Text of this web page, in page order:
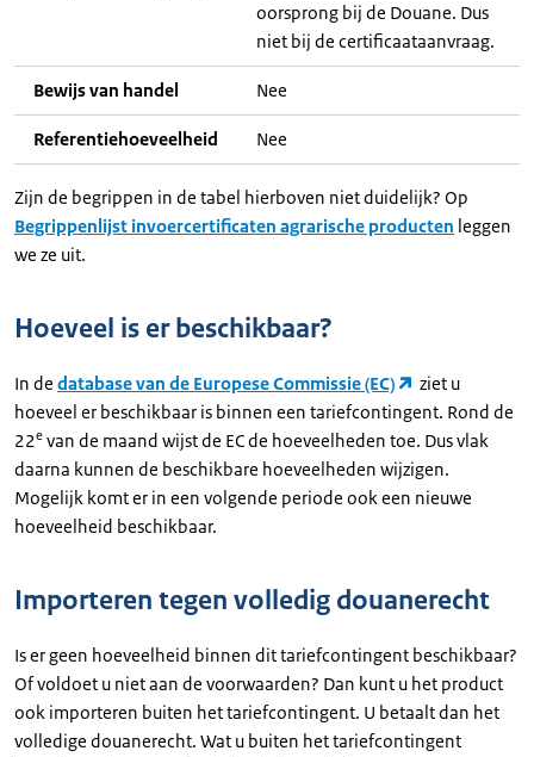
oorsprong bij de Douane. Dus
niet bij de certificaataanvraag.
Bewijs van handel Nee
Referentiehoeveelheid Nee
Zijn de begrippen in de tabel hierboven niet duidelijk? Op
Begrippenlijst invoercertificaten agrarische producten leggen
we ze uit.
Hoeveel is er beschikbaar?
In de database van de Europese Commissie (EC)
ziet u
hoeveel er beschikbaar is binnen een tariefcontingent. Rond de
22e van de maand wijst de EC de hoeveelheden toe. Dus vlak
daarna kunnen de beschikbare hoeveelheden wijzigen.
Mogelijk komt er in een volgende periode ook een nieuwe
hoeveelheid beschikbaar.
Importeren tegen volledig douanerecht
Is er geen hoeveelheid binnen dit tariefcontingent beschikbaar?
Of voldoet u niet aan de voorwaarden? Dan kunt u het product
ook importeren buiten het tariefcontingent. U betaalt dan het
volledige douanerecht. Wat u buiten het tariefcontingent